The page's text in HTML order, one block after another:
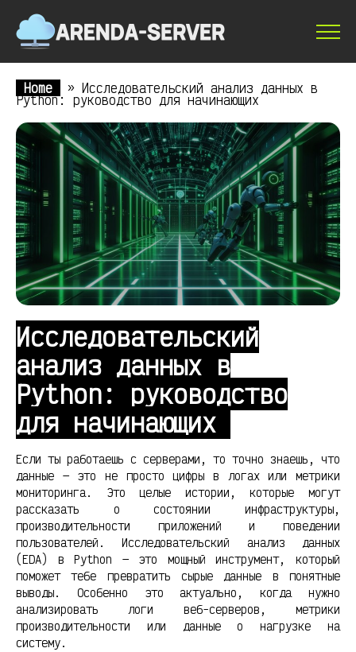
Home » Исследовательский анализ данных в
Python: руководство для начинающих
Исследовательский
анализ данных в
Python: руководство
для начинающих
Если ты работаешь с серверами, то точно знаешь, что
данные — это не просто цифры в логах или метрики
мониторинга. Это целые истории, которые могут
рассказать о состоянии инфраструктуры,
производительности приложений и поведении
пользователей. Исследовательский анализ данных
(EDA) в Python — это мощный инструмент, который
поможет тебе превратить сырые данные в понятные
выводы. Особенно это актуально, когда нужно
анализировать логи веб-серверов, метрики
производительности или данные о нагрузке на
систему.